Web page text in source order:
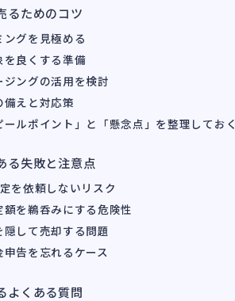
るためのコツ
グを見極める
を良くする準備
ジングの活用を検討
えと対応策
ルポイント」と「懸念点」を整理しておく
る失敗と注意点
を依頼しないリスク
を鵜呑みにする危険性
して売却する問題
告を忘れるケース
よくある質問